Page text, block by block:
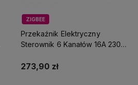
ZIGBEE
Przekaźnik Elektryczny
Sterownik 6 Kanałów 16A 230V
273,90 zł